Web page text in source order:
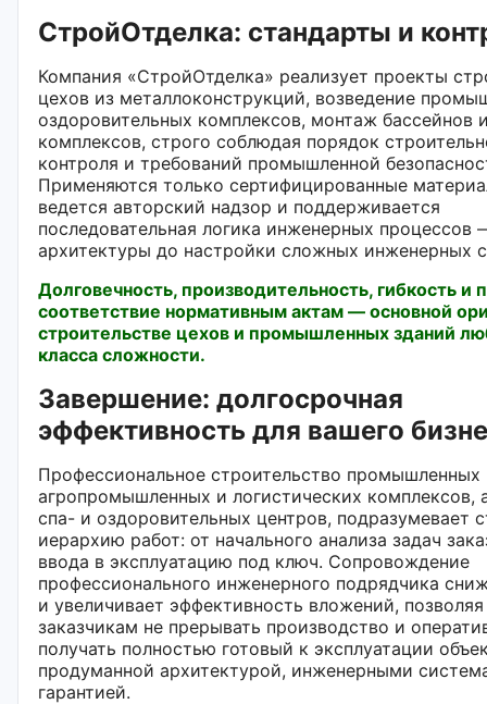
СтройОтделка: стандарты и
Компания «СтройОтделка» реализует проекты
цехов из металлоконструкций, возведение
оздоровительных комплексов, монтаж бассейнов
комплексов, строго соблюдая порядок
контроля и требований промышленной
Применяются только сертифицированные
ведется авторский надзор и поддерживается
последовательная логика инженерных процессов
архитектуры до настройки сложных инженерных
Долговечность, производительность, гибкость и
соответствие нормативным актам — основной
строительстве цехов и промышленных зданий
класса сложности.
Завершение: долгосрочная
эффективность для вашего
Профессиональное строительство промышленных
агропромышленных и логистических комплексов,
спа- и оздоровительных центров, подразумевает
иерархию работ: от начального анализа задач
ввода в эксплуатацию под ключ. Сопровождение
профессионального инженерного подрядчика
и увеличивает эффективность вложений, позволяя
заказчикам не прерывать производство и
получать полностью готовый к эксплуатации
продуманной архитектурой, инженерными
гарантией.